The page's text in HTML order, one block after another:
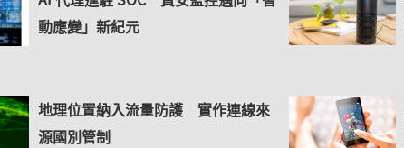
動應變」新紀元
地理位置納入流量防護 實作連線來
源國別管制